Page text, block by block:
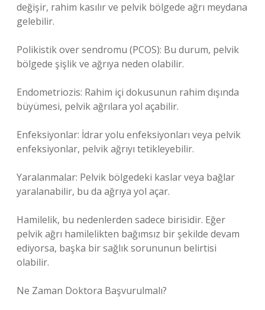
değişir, rahim kasılır ve pelvik bölgede ağrı meydana
gelebilir.
Polikistik over sendromu (PCOS): Bu durum, pelvik
bölgede şişlik ve ağrıya neden olabilir.
Endometriozis: Rahim içi dokusunun rahim dışında
büyümesi, pelvik ağrılara yol açabilir.
Enfeksiyonlar: İdrar yolu enfeksiyonları veya pelvik
enfeksiyonlar, pelvik ağrıyı tetikleyebilir.
Yaralanmalar: Pelvik bölgedeki kaslar veya bağlar
yaralanabilir, bu da ağrıya yol açar.
Hamilelik, bu nedenlerden sadece birisidir. Eğer
pelvik ağrı hamilelikten bağımsız bir şekilde devam
ediyorsa, başka bir sağlık sorununun belirtisi
olabilir.
Ne Zaman Doktora Başvurulmalı?